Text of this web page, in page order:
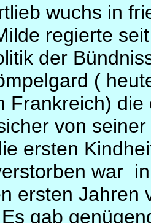
wuchs in
regierte
der
(
Frankreich)
von
ersten
war
ersten Jahren
gab